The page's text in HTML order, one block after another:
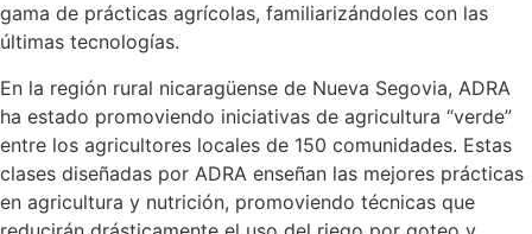
gama de prácticas agrícolas, familiarizándoles con las
últimas tecnologías.
En la región rural nicaragüense de Nueva Segovia, ADRA
ha estado promoviendo iniciativas de agricultura “verde”
entre los agricultores locales de 150 comunidades. Estas
clases diseñadas por ADRA enseñan las mejores prácticas
en agricultura y nutrición, promoviendo técnicas que